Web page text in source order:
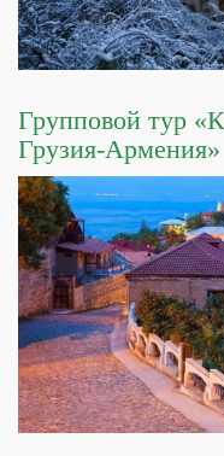
Групповой тур
Грузия-Армения»